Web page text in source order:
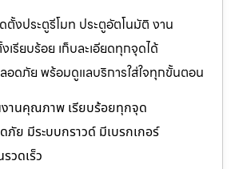
ตั้งประตูรีโมท ประตูอัตโนมัติ งาน
เรียบร้อย เก็บละเอียดทุกจุดได้
ดภัย พร้อมดูแลบริการใส่ใจทุกขั้นตอน
านคุณภาพ เรียบร้อยทุกจุด
ภัย มีระบบกราวด์ มีเบรกเกอร์
วดเร็ว